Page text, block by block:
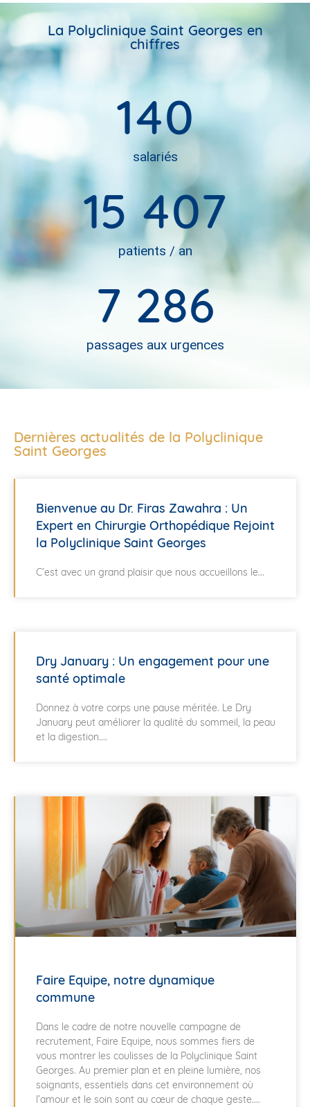
La Polyclinique Saint Georges en
chiffres
salariés
140
patients / an
15 407
passages aux urgences
7 286
Dernières actualités de la Polyclinique
Saint Georges
Bienvenue au Dr. Firas Zawahra : Un
Expert en Chirurgie Orthopédique Rejoint
la Polyclinique Saint Georges
C’est avec un grand plaisir que nous accueillons le...
Dry January : Un engagement pour une
santé optimale
Donnez à votre corps une pause méritée. Le Dry
January peut améliorer la qualité du sommeil, la peau
et la digestion....
Faire Equipe, notre dynamique
commune
Dans le cadre de notre nouvelle campagne de
recrutement, Faire Equipe, nous sommes fiers de
vous montrer les coulisses de la Polyclinique Saint
Georges. Au premier plan et en pleine lumière, nos
soignants, essentiels dans cet environnement où
l’amour et le soin sont au cœur de chaque geste....